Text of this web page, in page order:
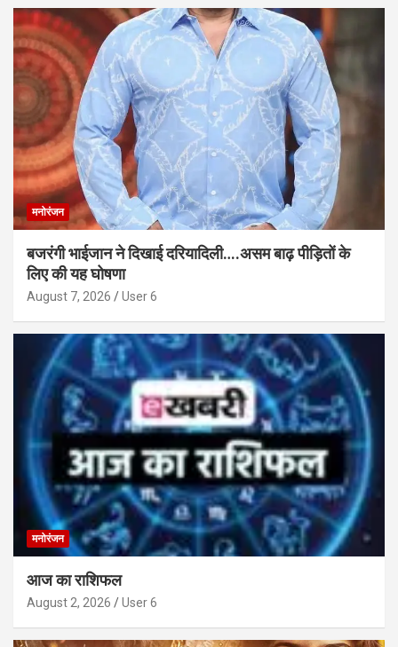
मनोरंजन
बजरंगी भाईजान ने दिखाई दरियादिली….असम बाढ़ पीड़ितों के
लिए की यह घोषणा
August 7, 2026 User 6
मनोरंजन
आज का राशिफल
August 2, 2026 User 6